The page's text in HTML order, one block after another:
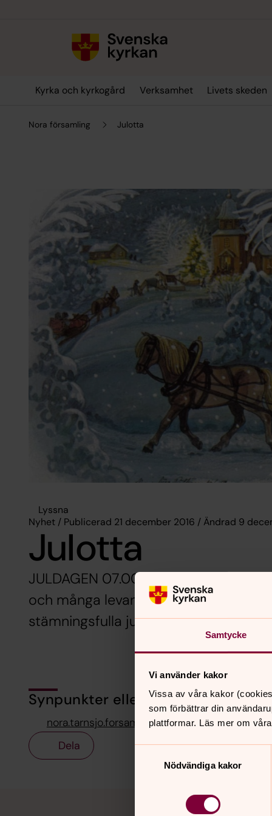
Samtycke
Vi använder kakor
Vissa av våra kakor
som förbättrar din
plattformar. Läs mer om
Nödvändiga kakor
Kyrka och kyrkogård Verksamhet Livets skeden
Nora församling Julotta
Lyssna
Nyhet / Publicerad 21 december 2016 / Ändrad 9
Julotta
JULDAGEN 07.00 firar vi julotta i
och många levande ljus i hela kyrkan.
stämningsfulla julsånger. Präst är
Synpunkter eller frågor på sidans
nora.tarnsjo.forsamling@svenskakyrkan.se
Dela